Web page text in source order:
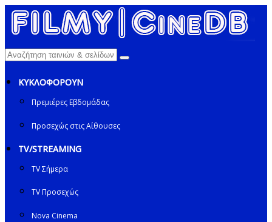
ΚΥΚΛΟΦΟΡΟΥΝ
Πρεμιέρες Εβδομάδας
Προσεχώς στις Αίθουσες
TV/STREAMING
TV Σήμερα
TV Προσεχώς
Nova Cinema